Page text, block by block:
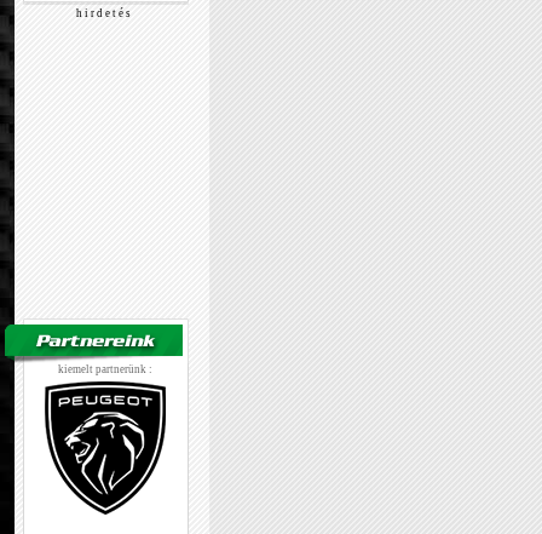
h i r d e t é s
kiemelt partnerünk :